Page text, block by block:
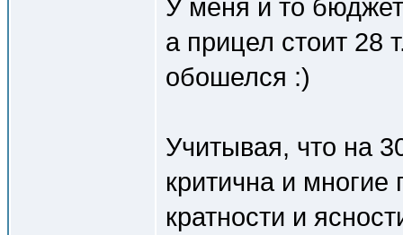
У меня и то
а прицел стоит 28
обошелся :)
Учитывая, что на
критична и
кратности и